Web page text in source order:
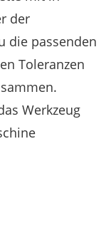
der
die passenden
Toleranzen
Werkzeug